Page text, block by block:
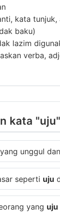
kata tunjuk,
baku)
lazim
verba,
kata
unggul dan
seperti uju
yang uju